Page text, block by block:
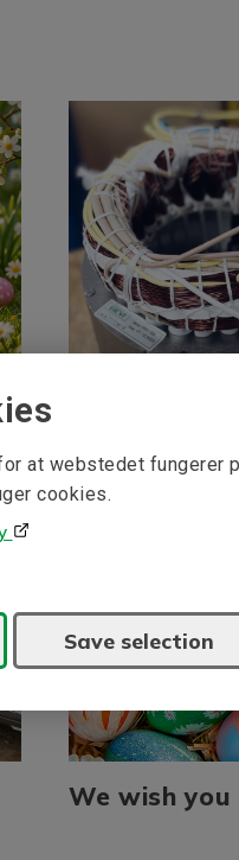
at webstedet fungerer
cookies.
Save selection
We wish